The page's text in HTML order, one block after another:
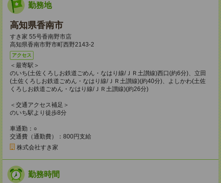
勤務地
高知県香南市
すき家 55号香南野市店
高知県香南市野市町西野2143-2
アクセス
＜最寄駅＞
のいち(土佐くろしお鉄道ごめん・なはり線/ＪＲ土讃線)西口(約6分)、立田
(土佐くろしお鉄道ごめん・なはり線/ＪＲ土讃線)(約40分)、よしかわ(土佐
くろしお鉄道ごめん・なはり線/ＪＲ土讃線)(約26分)
＜交通アクセス補足＞
のいち駅より徒歩8分
車通勤：○
交通費（通勤費）：800円支給
株式会社すき家
勤務時間